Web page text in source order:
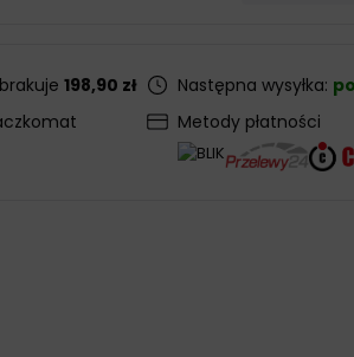
198,90 zł
Następna wysyłka:
Metody płatności